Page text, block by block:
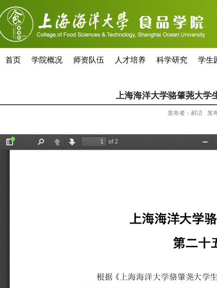
首页 学院概况 师资队伍 人才培养 科学研究 学生
上海海洋大学骆肇荛大学
发布者：郝洁 发